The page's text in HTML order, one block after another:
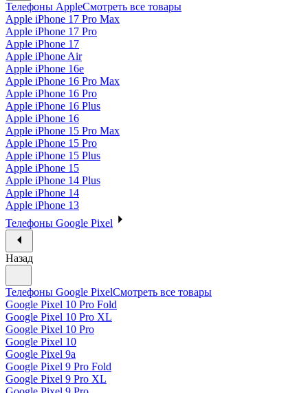
Телефоны AppleСмотреть все товары
Apple iPhone 17 Pro Max
Apple iPhone 17 Pro
Apple iPhone 17
Apple iPhone Air
Apple iPhone 16e
Apple iPhone 16 Pro Max
Apple iPhone 16 Pro
Apple iPhone 16 Plus
Apple iPhone 16
Apple iPhone 15 Pro Max
Apple iPhone 15 Pro
Apple iPhone 15 Plus
Apple iPhone 15
Apple iPhone 14 Plus
Apple iPhone 14
Apple iPhone 13
Телефоны Google Pixel
Назад
Телефоны Google PixelСмотреть все товары
Google Pixel 10 Pro Fold
Google Pixel 10 Pro XL
Google Pixel 10 Pro
Google Pixel 10
Google Pixel 9a
Google Pixel 9 Pro Fold
Google Pixel 9 Pro XL